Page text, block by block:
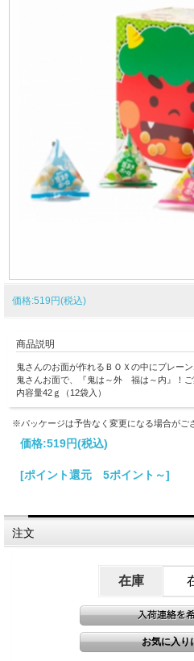
価格:519円(税込)
商品説明
鬼さんのお面が作れるＢＯＸの中にプレー
鬼さんお面で、『鬼は～外 福は～内』！ご
内容量42ｇ（12袋入）
※パッケージは予告なく変更になる場合がご
価格:519円(税込)
[ポイント還元 5ポイント～]
注文
在庫